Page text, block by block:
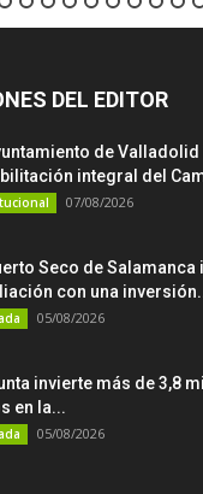
DEL EDITOR
de
integral del
07/08/2026
Seco de Salamanca
con una
05/08/2026
invierte más de 3,8
en la...
05/08/2026